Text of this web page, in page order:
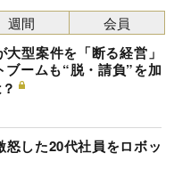
型案件を「断る経営」
ームも“脱・請負”を加
した20代社員をロボッ
週間 会員